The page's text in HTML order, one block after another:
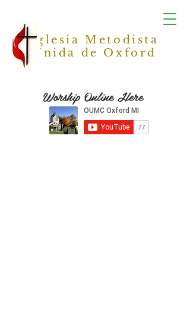
Iglesia Metodista
Unida de Oxford
Worship Online Here